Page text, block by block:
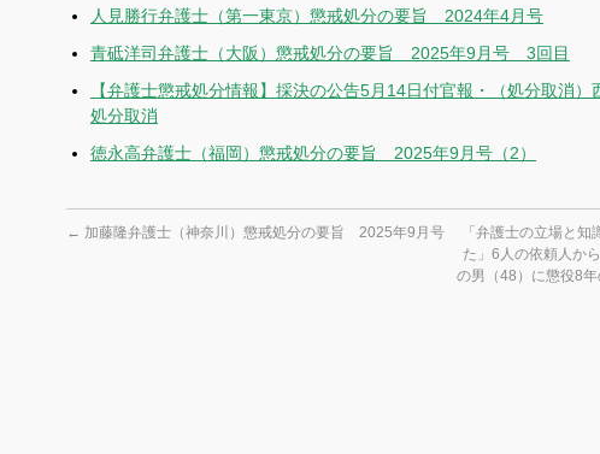
人見勝行弁護士（第一東京）懲戒処分の要旨 2024年4月号
青砥洋司弁護士（大阪）懲戒処分の要旨 2025年9月号 3回目
【弁護士懲戒処分情報】採決の公告5月14日付官報・（処分取消
処分取消
徳永高弁護士（福岡）懲戒処分の要旨 2025年9月号（2）
← 加藤隆弁護士（神奈川）懲戒処分の要旨 2025年9月号
「弁護士の立場と
た」6人の依頼人か
の男（48）に懲役8